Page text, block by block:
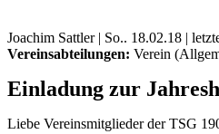
Joachim Sattler | So.. 18.02.18 |
Vereinsabteilungen: Verein
Einladung zur
Liebe Vereinsmitglieder der TSG